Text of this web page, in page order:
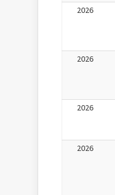
2026
2026
2026
2026